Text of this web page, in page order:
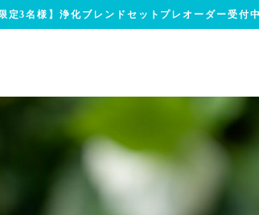
定3名様】浄化ブレンドセットプレオーダー受付